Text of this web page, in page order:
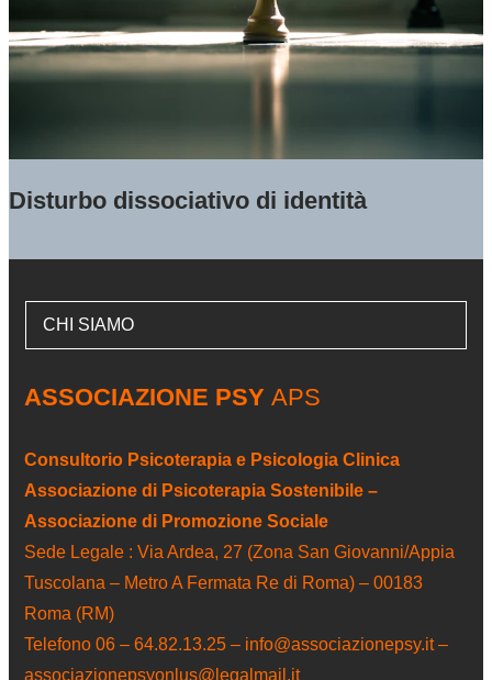
Disturbo dissociativo di identità
CHI SIAMO
ASSOCIAZIONE PSY APS
Consultorio Psicoterapia e Psicologia Clinica
Associazione di Psicoterapia Sostenibile –
Associazione di Promozione Sociale
Sede Legale : Via Ardea, 27 (Zona San Giovanni/Appia
Tuscolana – Metro A Fermata Re di Roma) – 00183
Roma (RM)
Telefono 06 – 64.82.13.25 – info@associazionepsy.it –
associazionepsyonlus@legalmail.it